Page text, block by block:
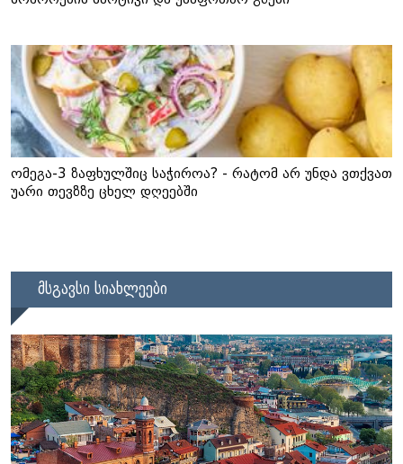
ომეგა-3 ზაფხულშიც საჭიროა? - რატომ არ უნდა ვთქვათ
უარი თევზზე ცხელ დღეებში
მსგავსი სიახლეები